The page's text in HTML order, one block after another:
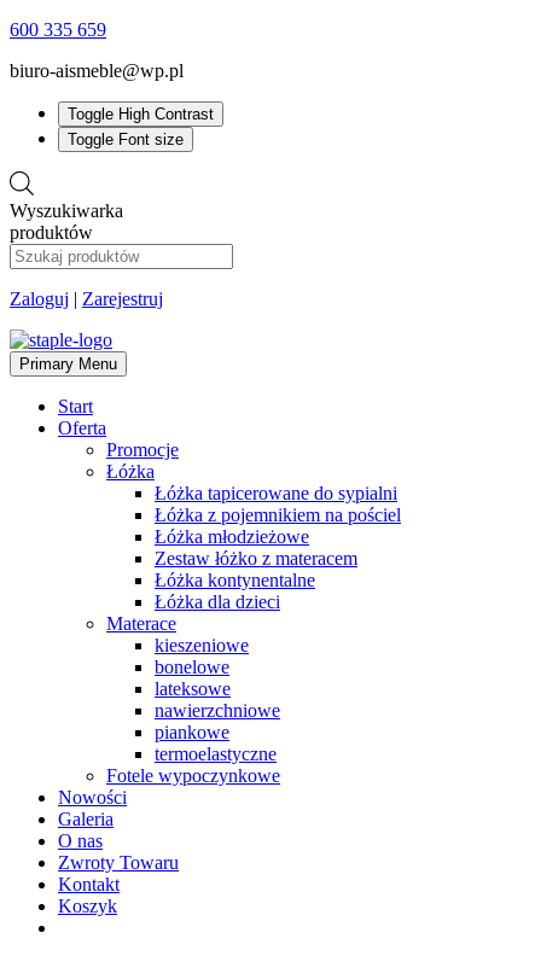
600 335 659
biuro-aismeble@wp.pl
Toggle High Contrast
Toggle Font size
Wyszukiwarka
produktów
Zaloguj | Zarejestruj
Primary Menu
Start
Oferta
Promocje
Łóżka
Łóżka tapicerowane do sypialni
Łóżka z pojemnikiem na pościel
Łóżka młodzieżowe
Zestaw łóżko z materacem
Łóżka kontynentalne
Łóżka dla dzieci
Materace
kieszeniowe
bonelowe
lateksowe
nawierzchniowe
piankowe
termoelastyczne
Fotele wypoczynkowe
Nowości
Galeria
O nas
Zwroty Towaru
Kontakt
Koszyk